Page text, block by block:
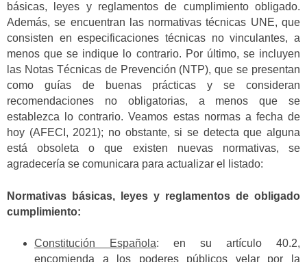
básicas, leyes y reglamentos de cumplimiento obligado.
Además, se encuentran las normativas técnicas UNE, que
consisten en especificaciones técnicas no vinculantes, a
menos que se indique lo contrario. Por último, se incluyen
las Notas Técnicas de Prevención (NTP), que se presentan
como guías de buenas prácticas y se consideran
recomendaciones no obligatorias, a menos que se
establezca lo contrario. Veamos estas normas a fecha de
hoy (AFECI, 2021); no obstante, si se detecta que alguna
está obsoleta o que existen nuevas normativas, se
agradecería se comunicara para actualizar el listado:
Normativas básicas, leyes y reglamentos de obligado
cumplimiento:
Constitución Española: en su artículo 40.2,
encomienda a los poderes públicos velar por la